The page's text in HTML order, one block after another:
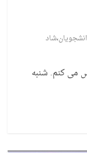
،شاد
می کنم. شنبه